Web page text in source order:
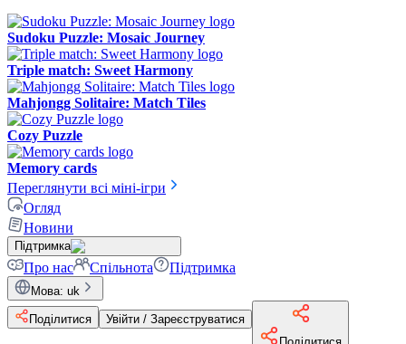
Sudoku Puzzle: Mosaic Journey
Triple match: Sweet Harmony
Mahjongg Solitaire: Match Tiles
Cozy Puzzle
Memory cards
Переглянути всі міні-ігри
Огляд
Новини
Підтримка
Про нас Спільнота Підтримка
Мова: uk
Поділитися
Увійти / Зареєструватися